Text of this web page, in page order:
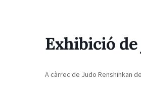
Exhibició
A càrrec de Judo Renshinkan